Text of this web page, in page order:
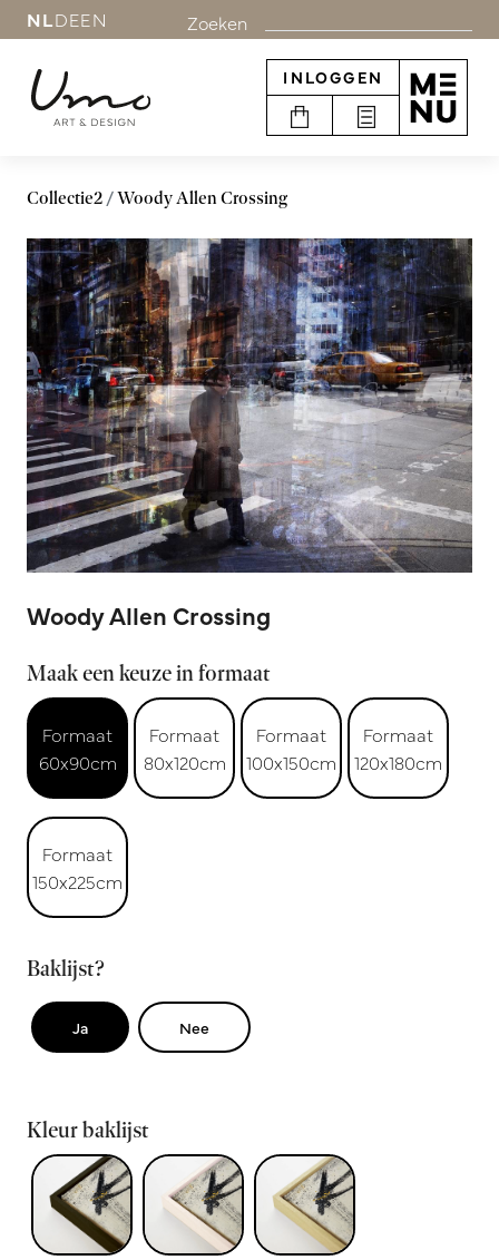
NLDEEN Zoeken
INLOGGEN
Collectie2 Woody Allen Crossing
Woody Allen Crossing
Maak een keuze in formaat
Formaat
60x90cm
Formaat
80x120cm
Formaat
100x150cm
Formaat
120x180cm
Formaat
150x225cm
Baklijst?
Ja Nee
Kleur baklijst